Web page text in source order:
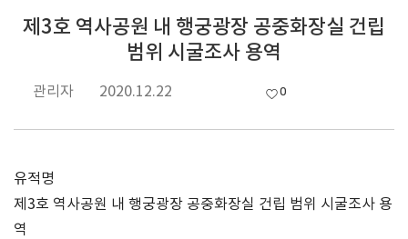
제3호 역사공원 내 행궁광장 공중화장실 건립
범위 시굴조사 용역
관리자 2020.12.22 0
유적명
제3호 역사공원 내 행궁광장 공중화장실 건립 범위 시굴조사 용
역